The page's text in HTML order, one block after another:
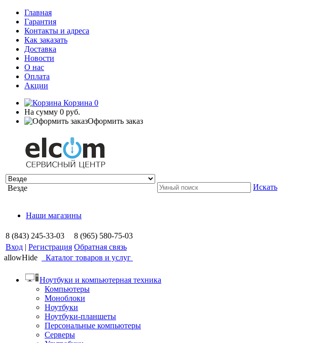
Главная
Гарантия
Контакты и адреса
Как заказать
Доставка
Новости
О нас
Оплата
Акции
Корзина 0
На сумму 0 руб.
Оформить заказ
Везде Искать
Наши магазины
8 (843) 245-33-03
8 (965) 580-75-03
Вход | Регистрация Обратная связь
allowHide
Каталог товаров и услуг
Ноутбуки и компьютерная техника
Компьютеры
Моноблоки
Ноутбуки
Ноутбуки-планшеты
Персональные компьютеры
Серверы